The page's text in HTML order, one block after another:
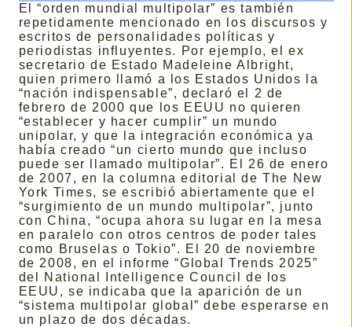
El “orden mundial multipolar” es también
repetidamente mencionado en los discursos y
escritos de personalidades políticas y
periodistas influyentes. Por ejemplo, el ex
secretario de Estado Madeleine Albright,
quien primero llamó a los Estados Unidos la
“nación indispensable”, declaró el 2 de
febrero de 2000 que los EEUU no quieren
“establecer y hacer cumplir” un mundo
unipolar, y que la integración económica ya
había creado “un cierto mundo que incluso
puede ser llamado multipolar”. El 26 de enero
de 2007, en la columna editorial de The New
York Times, se escribió abiertamente que el
“surgimiento de un mundo multipolar”, junto
con China, “ocupa ahora su lugar en la mesa
en paralelo con otros centros de poder tales
como Bruselas o Tokio”. El 20 de noviembre
de 2008, en el informe “Global Trends 2025”
del National Intelligence Council de los
EEUU, se indicaba que la aparición de un
“sistema multipolar global” debe esperarse en
un plazo de dos décadas.